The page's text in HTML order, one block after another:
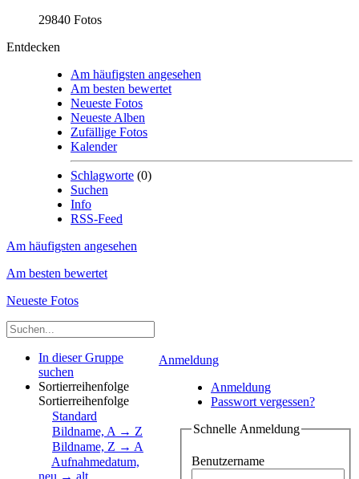
29840 Fotos
Entdecken
Am häufigsten angesehen
Am besten bewertet
Neueste Fotos
Neueste Alben
Zufällige Fotos
Kalender
Schlagworte (0)
Suchen
Info
RSS-Feed
Am häufigsten angesehen
Am besten bewertet
Neueste Fotos
Anmeldung
Anmeldung
Passwort vergessen?
Schnelle Anmeldung
Benutzername
In dieser Gruppe
suchen
Sortierreihenfolge
Sortierreihenfolge
Standard
Bildname, A → Z
Bildname, Z → A
Aufnahmedatum,
neu → alt